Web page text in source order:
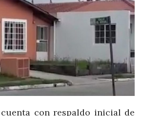
con respaldo inicial de